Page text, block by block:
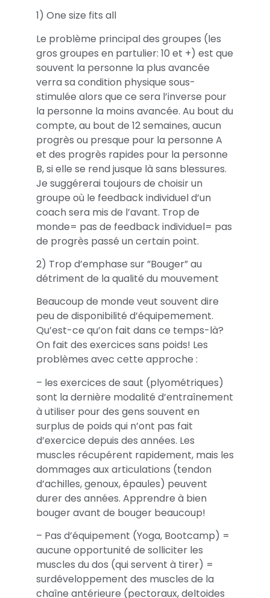
1) One size fits all
Le problème principal des groupes (les
gros groupes en partulier: 10 et +) est que
souvent la personne la plus avancée
verra sa condition physique sous-
stimulée alors que ce sera l’inverse pour
la personne la moins avancée. Au bout du
compte, au bout de 12 semaines, aucun
progrès ou presque pour la personne A
et des progrès rapides pour la personne
B, si elle se rend jusque là sans blessures.
Je suggérerai toujours de choisir un
groupe où le feedback individuel d’un
coach sera mis de l’avant. Trop de
monde= pas de feedback individuel= pas
de progrès passé un certain point.
2) Trop d’emphase sur ”Bouger” au
détriment de la qualité du mouvement
Beaucoup de monde veut souvent dire
peu de disponibilité d’équipemement.
Qu’est-ce qu’on fait dans ce temps-là?
On fait des exercices sans poids! Les
problèmes avec cette approche :
– les exercices de saut (plyométriques)
sont la dernière modalité d’entraînement
à utiliser pour des gens souvent en
surplus de poids qui n’ont pas fait
d’exercice depuis des années. Les
muscles récupérent rapidement, mais les
dommages aux articulations (tendon
d’achilles, genoux, épaules) peuvent
durer des années. Apprendre à bien
bouger avant de bouger beaucoup!
– Pas d’équipement (Yoga, Bootcamp) =
aucune opportunité de solliciter les
muscles du dos (qui servent à tirer) =
surdéveloppement des muscles de la
chaîne antérieure (pectoraux, deltoides